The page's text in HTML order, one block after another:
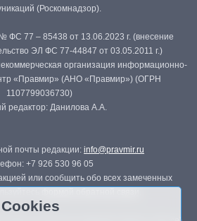
(Роскомнадзор).
ФС 77 – 85438 от 13.06.2023 г. (внесение
ЭЛ ФС 77-44847 от 03.05.2011 г.)
организация информационно-
«Правмир» (АНО «Правмир») (ОГРН
1107799036730)
редактор: Данилова А.А.
почты редакции: info@pravmir.ru
+7 926 530 96 05
или сообщить обо всех замеченных